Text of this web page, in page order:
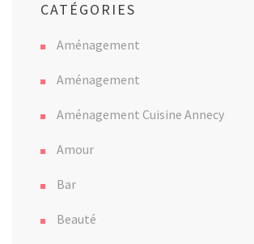
CATÉGORIES
Aménagement
Aménagement
Aménagement Cuisine Annecy
Amour
Bar
Beauté